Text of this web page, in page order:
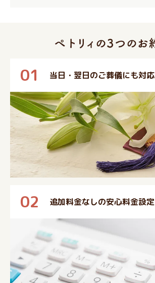
01 当日・翌日のご葬儀にも対応
02 追加料金なしの安心料金設定